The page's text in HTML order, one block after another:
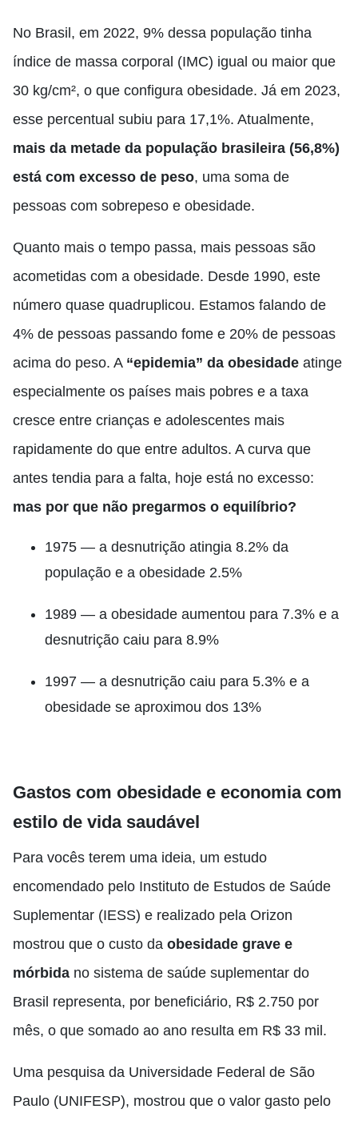
No Brasil, em 2022, 9% dessa população tinha
índice de massa corporal (IMC) igual ou maior que
30 kg/cm², o que configura obesidade. Já em 2023,
esse percentual subiu para 17,1%. Atualmente,
mais da metade da população brasileira (56,8%)
está com excesso de peso, uma soma de
pessoas com sobrepeso e obesidade.
Quanto mais o tempo passa, mais pessoas são
acometidas com a obesidade. Desde 1990, este
número quase quadruplicou. Estamos falando de
4% de pessoas passando fome e 20% de pessoas
acima do peso. A “epidemia” da obesidade atinge
especialmente os países mais pobres e a taxa
cresce entre crianças e adolescentes mais
rapidamente do que entre adultos. A curva que
antes tendia para a falta, hoje está no excesso:
mas por que não pregarmos o equilíbrio?
1975 — a desnutrição atingia 8.2% da
população e a obesidade 2.5%
1989 — a obesidade aumentou para 7.3% e a
desnutrição caiu para 8.9%
1997 — a desnutrição caiu para 5.3% e a
obesidade se aproximou dos 13%
Gastos com obesidade e economia com
estilo de vida saudável
Para vocês terem uma ideia, um estudo
encomendado pelo Instituto de Estudos de Saúde
Suplementar (IESS) e realizado pela Orizon
mostrou que o custo da obesidade grave e
mórbida no sistema de saúde suplementar do
Brasil representa, por beneficiário, R$ 2.750 por
mês, o que somado ao ano resulta em R$ 33 mil.
Uma pesquisa da Universidade Federal de São
Paulo (UNIFESP), mostrou que o valor gasto pelo